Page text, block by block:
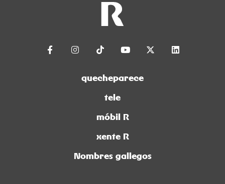
quecheparece
tele
móbil R
xente R
Nombres gallegos